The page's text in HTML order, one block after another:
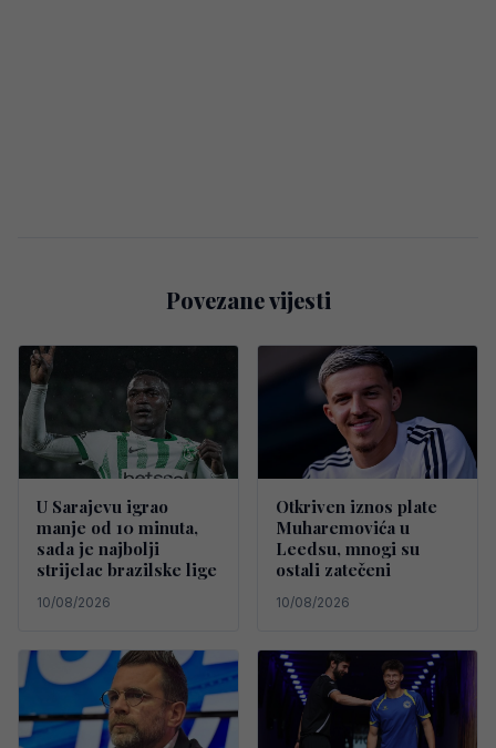
Povezane vijesti
U Sarajevu igrao
manje od 10 minuta,
sada je najbolji
strijelac brazilske lige
10/08/2026
Otkriven iznos plate
Muharemovića u
Leedsu, mnogi su
ostali zatečeni
10/08/2026